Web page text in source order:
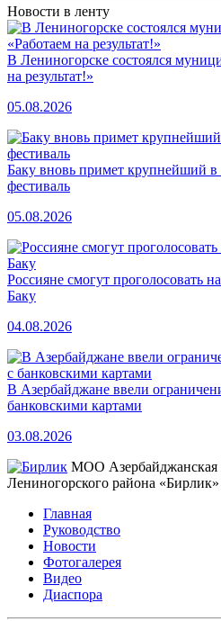
Новости в ленту
В Лениногорске состоялся
на результат!»
05.08.2026
Баку вновь примет крупнейший
фестиваль
05.08.2026
Россияне смогут проголосовать
Баку
04.08.2026
В Азербайджане ввели
банковскими картами
03.08.2026
МОО
Лениногорского района
Главная
Руководство
Новости
Фотогалерея
Видео
Диаспора